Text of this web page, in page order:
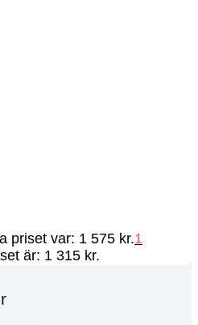
priset var: 1 575 kr.1
är: 1 315 kr.